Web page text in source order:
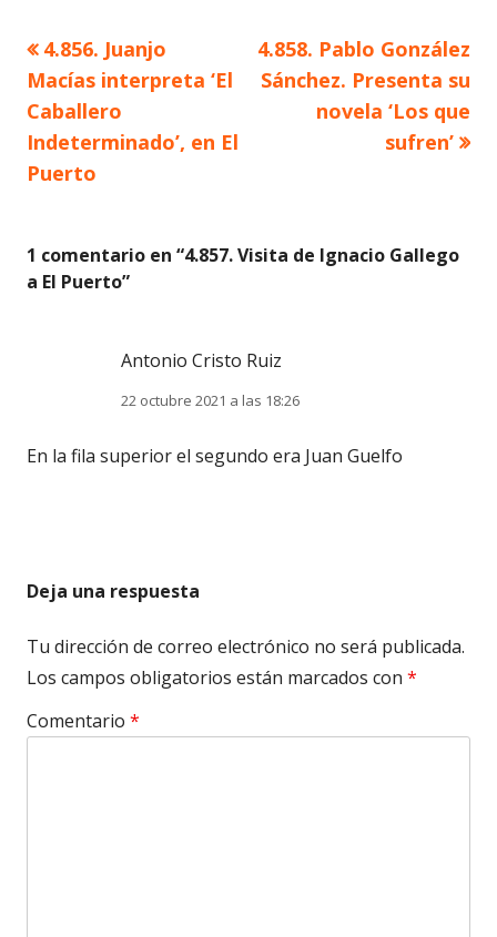
Navegación
de
entradas
Artículo
anterior
4.856. Juanjo
Macías interpreta ‘El
Caballero
Indeterminado’, en El
Puerto
Artículo
siguiente
4.858. Pablo González
Sánchez. Presenta su
novela ‘Los que
sufren’
1 comentario en “4.857. Visita de Ignacio Gallego
a El Puerto”
Antonio Cristo Ruiz
22 octubre 2021 a las 18:26
En la fila superior el segundo era Juan Guelfo
Deja una respuesta
Tu dirección de correo electrónico no será publicada.
Los campos obligatorios están marcados con *
Comentario *